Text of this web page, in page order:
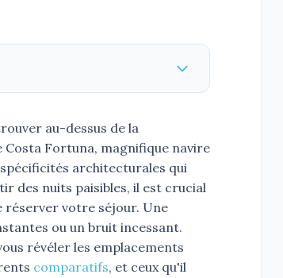
au-dessus de la
Fortuna, magnifique navire
architecturales qui
des nuits paisibles, il est crucial
réserver votre séjour. Une
ou un bruit incessant.
révéler les emplacements
comparatifs, et ceux qu'il